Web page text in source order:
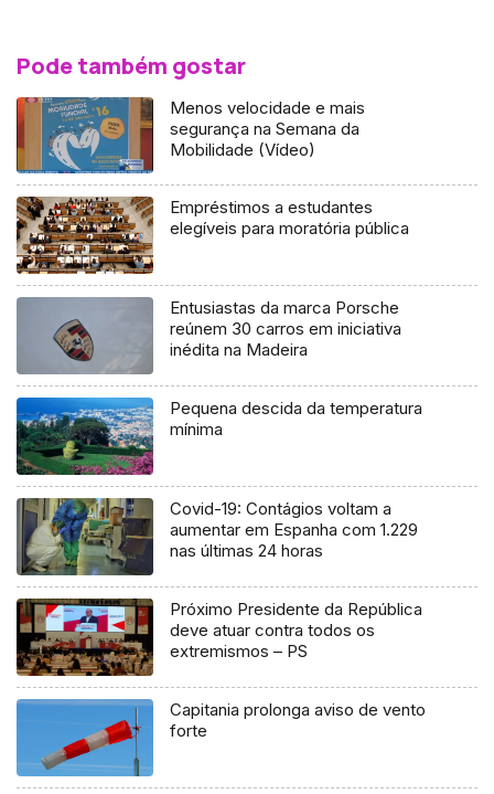
Pode também gostar
Menos velocidade e mais
segurança na Semana da
Mobilidade (Vídeo)
Empréstimos a estudantes
elegíveis para moratória pública
Entusiastas da marca Porsche
reúnem 30 carros em iniciativa
inédita na Madeira
Pequena descida da temperatura
mínima
Covid-19: Contágios voltam a
aumentar em Espanha com 1.229
nas últimas 24 horas
Próximo Presidente da República
deve atuar contra todos os
extremismos – PS
Capitania prolonga aviso de vento
forte